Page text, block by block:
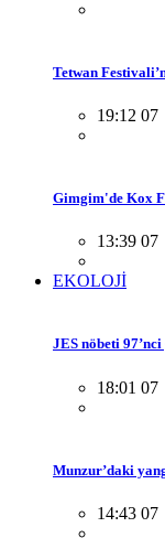
Tetwan
19:12 07
Gimgim'de Kox
13:39 07
EKOLOJİ
JES nöbeti
18:01 07
Munzur’daki
14:43 07